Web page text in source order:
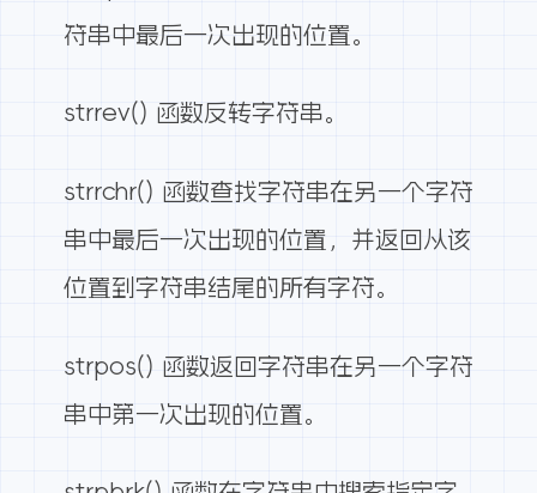
符串中最后一次出现的位置。
strrev() 函数反转字符串。
strrchr() 函数查找字符串在另一个字符
串中最后一次出现的位置，并返回从该
位置到字符串结尾的所有字符。
strpos() 函数返回字符串在另一个字符
串中第一次出现的位置。